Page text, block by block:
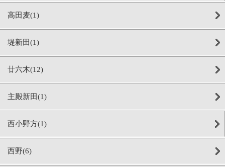
高田麦(1)
堤新田(1)
廿六木(12)
主殿新田(1)
西小野方(1)
西野(6)